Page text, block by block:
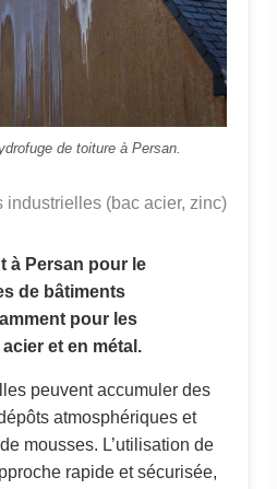
de toiture à Persan.
industrielles (bac acier, zinc)
à Persan pour le
de bâtiments
pour les
et en métal.
peuvent accumuler des
atmosphériques et
mousses. L’utilisation de
rapide et sécurisée,